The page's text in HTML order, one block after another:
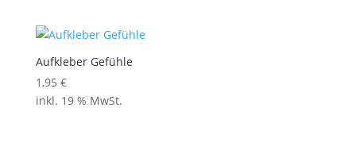
Aufkleber Gefühle
1,95 €
inkl. 19 % MwSt.